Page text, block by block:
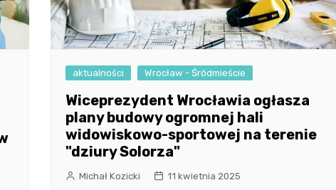
aktualności Wrocław - Śródmieście
Wiceprezydent Wrocławia ogłasza
plany budowy ogromnej hali
widowiskowo-sportowej na terenie
"dziury Solorza"
Michał Kozicki 11 kwietnia 2025